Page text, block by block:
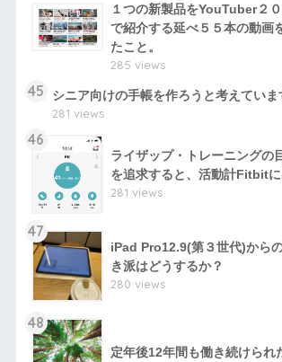
１つの新製品をYouTuber２
で紹介する延べ５５本の動画
たこと。
285 views
45
シニア向けの手帳を作ろうと考えていま
281 views
46
ライザップ・トレーニングの
を追求すると、活動計Fitbitに
281 views
47
iPad Pro12.9(第３世代)から
き派はどうするか？
280 views
48
定年後12年間も働き続けられ